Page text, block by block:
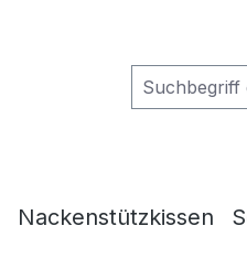
Nackenstützkissen